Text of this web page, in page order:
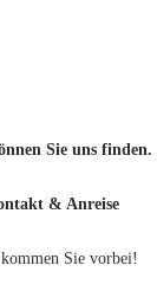
Sie uns finden.
& Anreise
Sie vorbei!